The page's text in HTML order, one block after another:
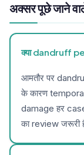
अक्सर पूछे जाने
क्या dandruff
आमतौर पर
के कारण
damage हर
का review जरूरी